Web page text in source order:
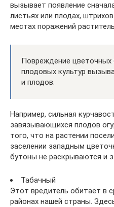
вызывает появление
листьях или плодах,
местах поражений
Повреждение
плодовых культур
и плодов.
Например, сильная
завязывающихся плодов
того, что на растении
заселении западным
бутоны не раскрываются и
Табачный
Этот вредитель обитает в
районах нашей страны.